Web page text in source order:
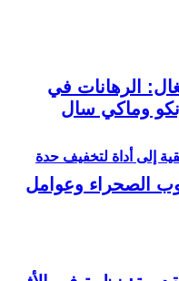
إلى أداة لتخفيف حدة
الرهانات في
وماكي سال
الصحراء وعوامل